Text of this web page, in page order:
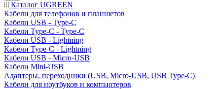
Каталог UGREEN
Кабели для телефонов и планшетов
Кабели USB - Type-C
Кабели Type-C - Type-C
Кабели USB - Lightning
Кабели Type-C - Lightning
Кабели USB - Micro-USB
Кабели Mini-USB
Адаптеры, переходники (USB, Micro-USB, USB Type-C)
Кабели для ноутбуков и компьютеров